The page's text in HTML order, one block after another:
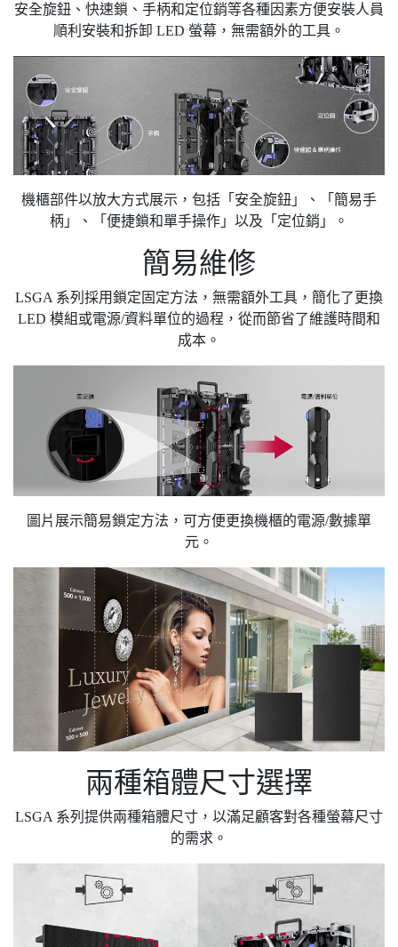
安全旋鈕、快速鎖、手柄和定位銷等各種因素方便安裝人員
順利安裝和拆卸 LED 螢幕，無需額外的工具。
機櫃部件以放大方式展示，包括「安全旋鈕」、「簡易手
柄」、「便捷鎖和單手操作」以及「定位銷」。
簡易維修
LSGA 系列採用鎖定固定方法，無需額外工具，簡化了更換
LED 模組或電源/資料單位的過程，從而節省了維護時間和
成本。
圖片展示簡易鎖定方法，可方便更換機櫃的電源/數據單
元。
兩種箱體尺寸選擇
LSGA 系列提供兩種箱體尺寸，以滿足顧客對各種螢幕尺寸
的需求。